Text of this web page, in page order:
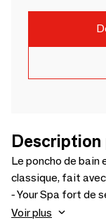
Le poncho de
classique, fait
- Your Spa fort de
de confort, ce
Voir plus